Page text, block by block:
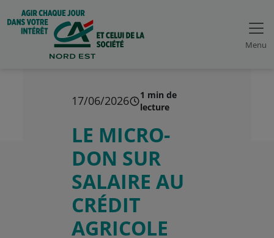
Menu
17/06/2026
1 min de
lecture
LE MICRO-
DON SUR
SALAIRE AU
CRÉDIT
AGRICOLE